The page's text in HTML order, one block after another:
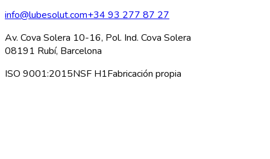
info@lubesolut.com+34 93 277 87 27
Av. Cova Solera 10-16, Pol. Ind. Cova Solera
08191 Rubí, Barcelona
ISO 9001:2015NSF H1Fabricación propia